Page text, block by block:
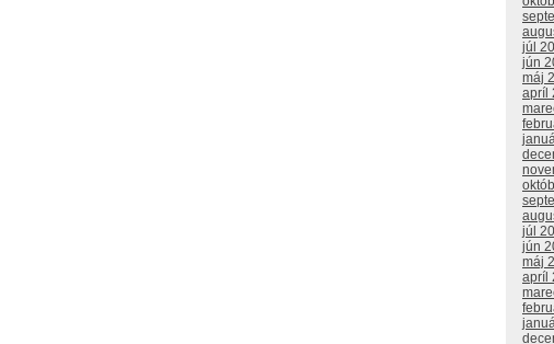
júl
jún
máj
apríl
júl
jún
máj
apríl